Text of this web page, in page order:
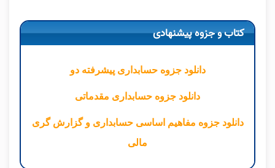
کتاب و جزوه پیشنهادی
دانلود جزوه حسابداری پیشرفته دو
دانلود جزوه حسابداری مقدماتی
دانلود جزوه مفاهیم اساسی حسابداری و گزارش گری
مالی